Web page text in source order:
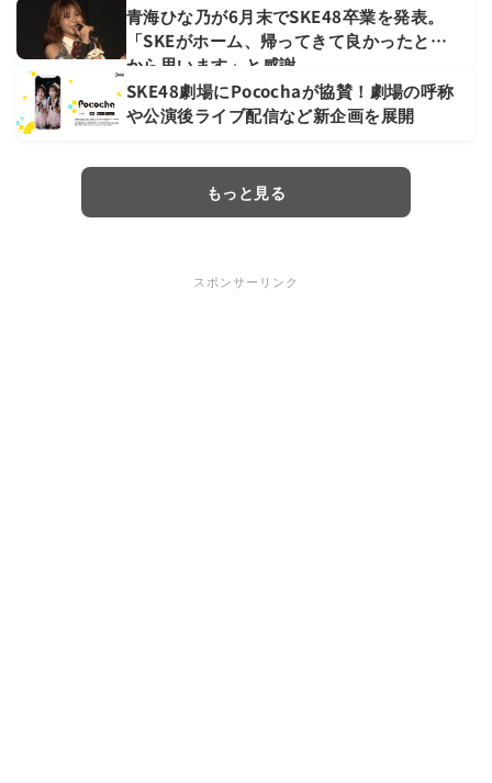
青海ひな乃が6月末でSKE48卒業を発表。
「SKEがホーム、帰ってきて良かったと心
から思います」と感謝。
SKE48劇場にPocochaが協賛！劇場の呼称
や公演後ライブ配信など新企画を展開
もっと見る
スポンサーリンク